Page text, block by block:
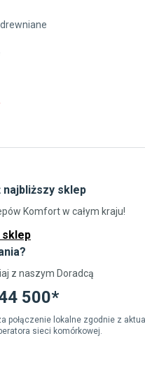
(górne)
najbliższy sklep
Komfort w całym kraju!
sklep
z naszym Doradcą
500*
połączenie lokalne zgodnie z
sieci komórkowej.